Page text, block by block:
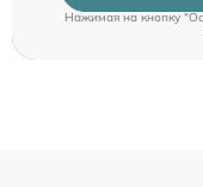
Нажимая на кнопку